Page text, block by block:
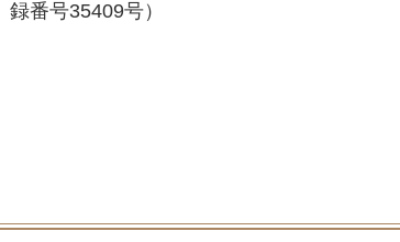
録番号35409号）